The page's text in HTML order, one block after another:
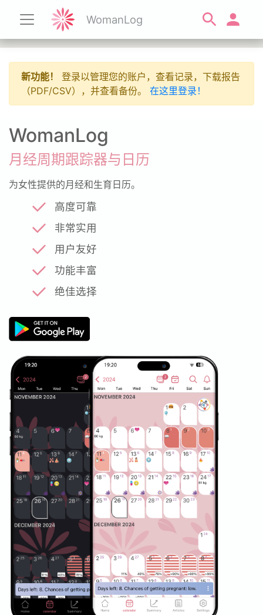
WomanLog
新功能！
登录以管理您的账户，查看记录，下载报告
（PDF/CSV），并查看备份。 在这里登录！
WomanLog
月经周期跟踪器与日历
为女性提供的月经和生育日历。
高度可靠
非常实用
用户友好
功能丰富
绝佳选择